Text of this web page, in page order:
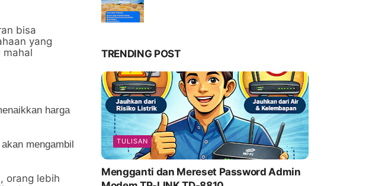
bisa
yang
mahal
harga
mengambil
orang lebih
TRENDING POST
TULISAN
Mengganti dan Mereset Password Admin